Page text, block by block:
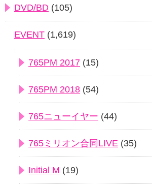
DVD/BD (105)
EVENT (1,619)
765PM 2017 (15)
765PM 2018 (54)
765ニューイヤー (44)
765ミリオン合同LIVE (35)
Initial M (19)